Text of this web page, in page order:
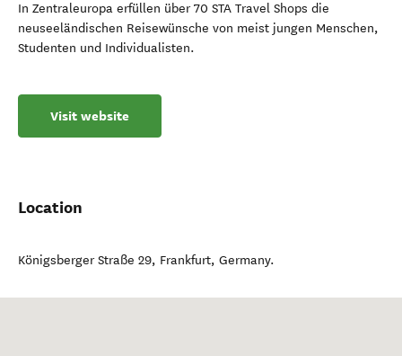
In Zentraleuropa erfüllen über 70 STA Travel Shops die
neuseeländischen Reisewünsche von meist jungen Menschen,
Studenten und Individualisten.
Visit website
Location
Königsberger Straße 29, Frankfurt, Germany.